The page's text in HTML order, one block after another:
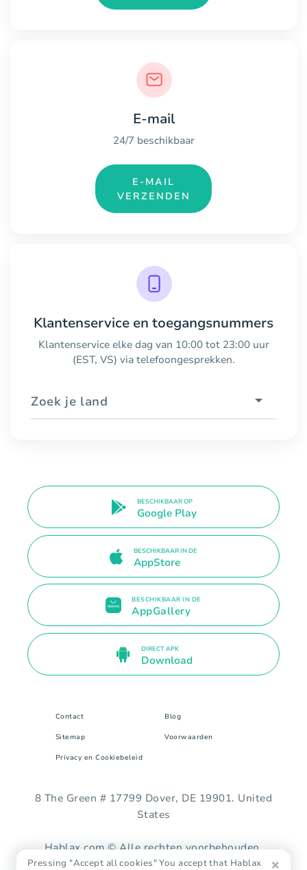
E-mail
24/7 beschikbaar
E-MAIL
VERZENDEN
Klantenservice en toegangsnummers
Klantenservice elke dag van 10:00 tot 23:00 uur
(EST, VS) via telefoongesprekken.
Zoek je land
BESCHIKBAAR OP
Google Play
BESCHIKBAAR IN DE
AppStore
BESCHIKBAAR IN DE
AppGallery
DIRECT APK
Download
Contact Blog
Sitemap Voorwaarden
Privacy en Cookiebeleid
8 The Green # 17799 Dover, DE 19901. United
States
Hablax.com © Alle rechten voorbehouden.
Pressing "Accept all cookies" You accept that Hablax